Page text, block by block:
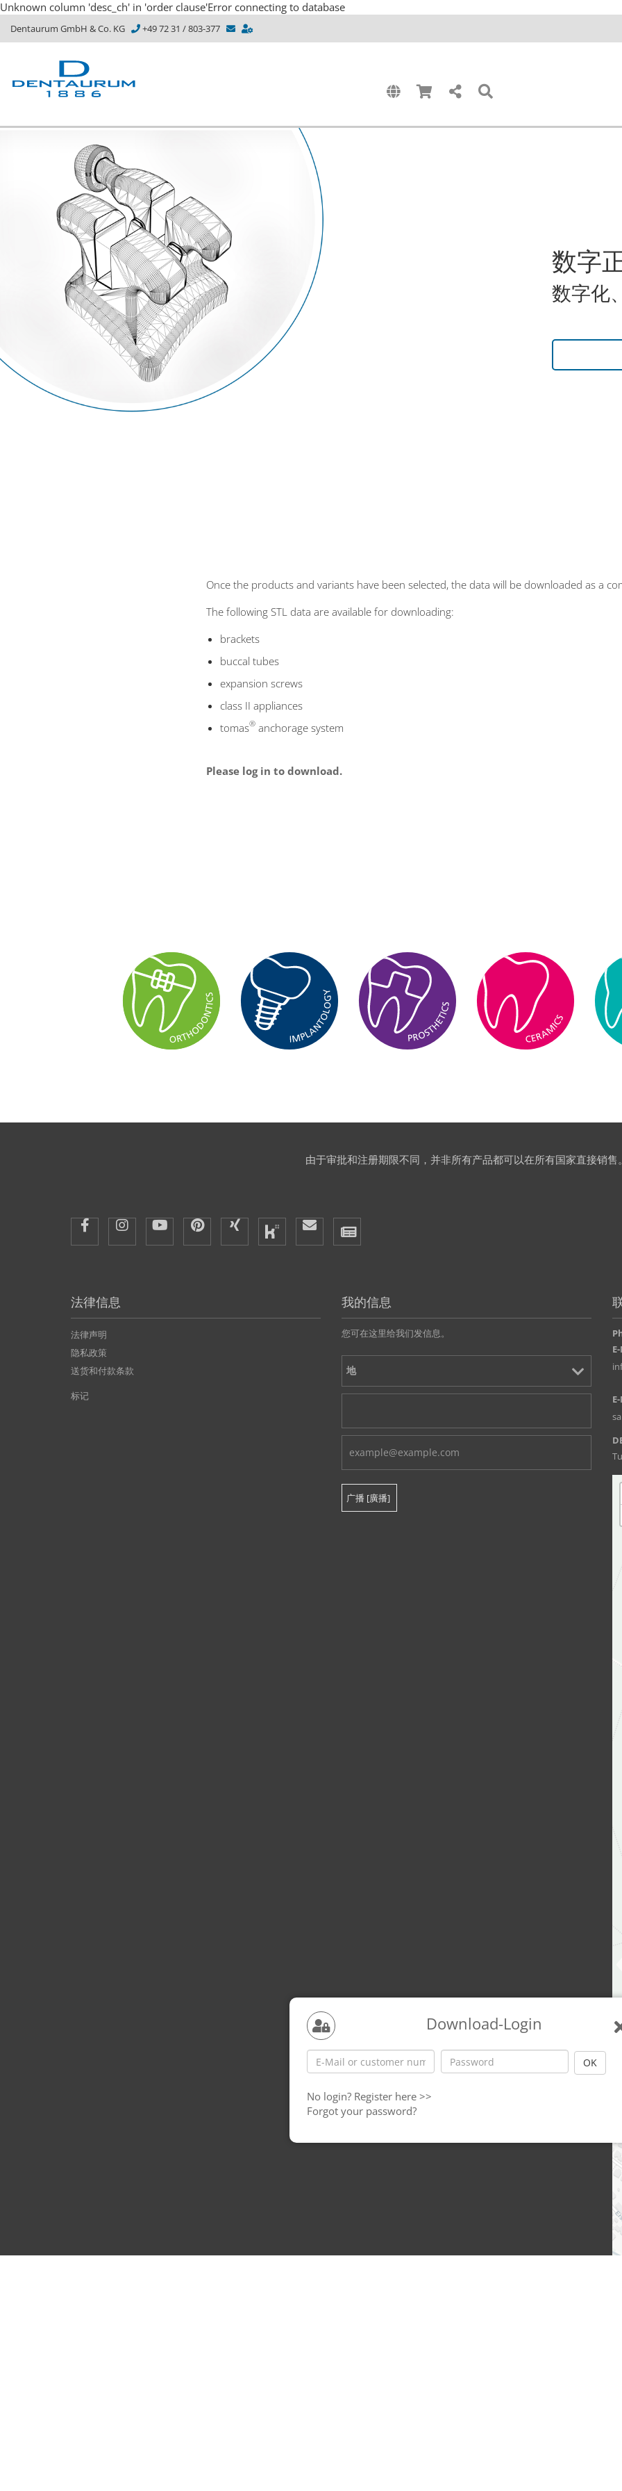
Unknown column 'desc_ch' in 'order clause'Error connecting to database
Dentaurum GmbH & Co. KG +49 72 31 / 803-377
数字
数字化
Download-Login
No login? Register here >>
Forgot your password?
Once the products and variants have been selected, the data will be downloaded as a
The following STL data are available for downloading:
brackets
buccal tubes
expansion screws
class II appliances
tomas® anchorage system
Please log in to download.
由于审批和注册期限不同，并非所有产品都可以在所有国家直接销售
法律信息
法律声明
隐私政策
送货和付款条款
标记
我的信息
您可在这里给我们发信息。